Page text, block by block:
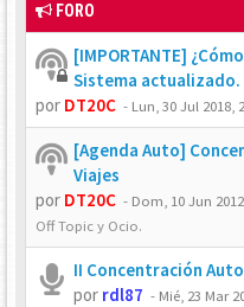
FORO
[IMPORTANTE]
Sistema actualizado.
por DT20C - Lun, 30 Jul 2018,
[Agenda Auto]
Viajes
por DT20C - Dom, 10 Jun
Off Topic y Ocio.
II Concentración
por rdl87 - Mié, 23 Mar